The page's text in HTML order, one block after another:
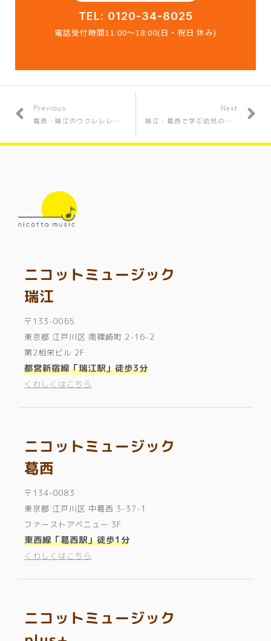
TEL: 0120-34-8025
電話受付時間11:00〜18:00(日・祝日 休み)
Previous
葛西・瑞江のウクレレレッスン｜子どもから大人・シニアまで楽しく上達♩
Next
瑞江・葛西で学ぶ幼児の英会話｜CLILとフォニックスで身につく英語力
ニコットミュージック
瑞江
〒133-0065
東京都 江戸川区 南篠崎町 2-16-2
第2相栄ビル 2F
都営新宿線「瑞江駅」徒歩3分
くわしくはこちら
ニコットミュージック
葛西
〒134-0083
東京都 江戸川区 中葛西 3-37-1
ファーストアベニュー 3F
東西線「葛西駅」徒歩1分
くわしくはこちら
ニコットミュージック